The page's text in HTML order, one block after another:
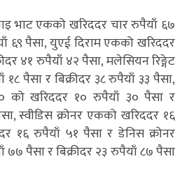
भाट एकको खरिददर चार रुपैयाँ ६७
६९ पैसा, युएई दिराम एकको खरिददर
४१ रुपैयाँ ४२ पैसा, मलेसियन रिङ्गेट
पैसा र बिक्रीदर ३८ रुपैयाँ ३३ पैसा,
को खरिददर १० रुपैयाँ ३० पैसा र
स्वीडिस क्रोनर एकको खरिददर १६
१६ रुपैयाँ ५१ पैसा र डेनिस क्रोनर
पैसा र बिक्रीदर २३ रुपैयाँ ८७ पैसा